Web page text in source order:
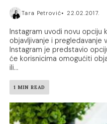
Tara Petrović 22.02.2017.
Instagram uvodi novu opciju
objavljivanje i pregledavanje
Instagram je predstavio
će korisnicima omogućiti
ili...
1 MIN READ